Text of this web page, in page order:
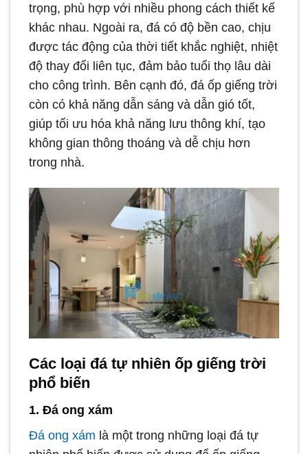
trọng, phù hợp với nhiều phong cách thiết kế
khác nhau. Ngoài ra, đá có độ bền cao, chịu
được tác động của thời tiết khắc nghiệt, nhiệt
độ thay đổi liên tục, đảm bảo tuổi thọ lâu dài
cho công trình. Bên cạnh đó, đá ốp giếng trời
còn có khả năng dẫn sáng và dẫn gió tốt,
giúp tối ưu hóa khả năng lưu thông khí, tạo
không gian thông thoáng và dễ chịu hơn
trong nhà.
Các loại đá tự nhiên ốp giếng trời
phổ biến
1. Đá ong xám
Đá ong xám là một trong những loại đá tự